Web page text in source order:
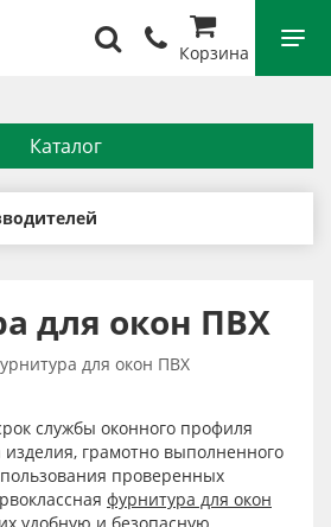
Корзина
Каталог
для окон ПВХ
для окон ПВХ
службы оконного профиля
изделия, грамотно выполненного
проверенных
фурнитура для окон
удобную и безопасную